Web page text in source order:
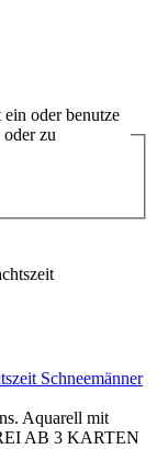
oder benutze
zu
Schneemänner
Aquarell mit
AB 3 KARTEN